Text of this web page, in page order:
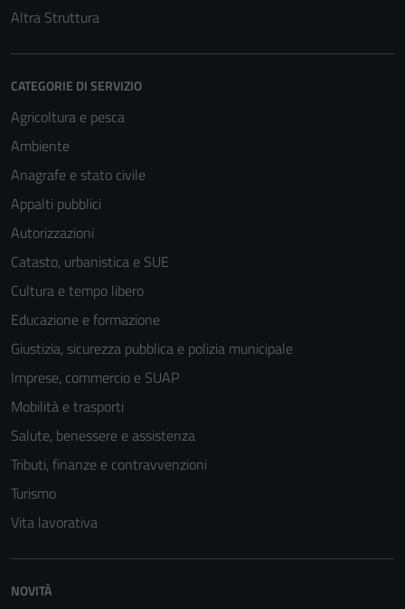
Altra Struttura
CATEGORIE DI SERVIZIO
Agricoltura e pesca
Ambiente
Anagrafe e stato civile
Appalti pubblici
Autorizzazioni
Catasto, urbanistica e SUE
Cultura e tempo libero
Educazione e formazione
Giustizia, sicurezza pubblica e polizia municipale
Imprese, commercio e SUAP
Mobilità e trasporti
Salute, benessere e assistenza
Tributi, finanze e contravvenzioni
Turismo
Vita lavorativa
NOVITÀ